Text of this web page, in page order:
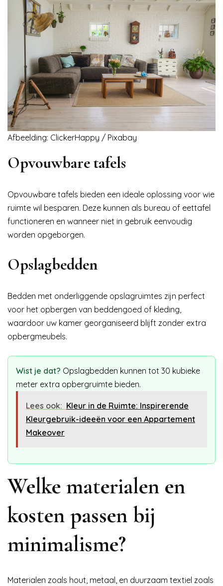
Afbeelding: ClickerHappy / Pixabay
Opvouwbare tafels
Opvouwbare tafels bieden een ideale oplossing voor wie
ruimte wil besparen. Deze kunnen als bureau of eettafel
functioneren en wanneer niet in gebruik eenvoudig
worden opgeborgen.
Opslagbedden
Bedden met onderliggende opslagruimtes zijn perfect
voor het opbergen van beddengoed of kleding,
waardoor uw kamer georganiseerd blijft zonder extra
opbergmeubels.
Wist je dat? Opslagbedden kunnen tot 30 kubieke
meter extra opbergruimte bieden.
Lees ook: Kleur in de Ruimte: Inspirerende
Kleurgebruik-ideeën voor een Appartement
Makeover
Welke materialen en
kosten passen bij
minimalisme?
Materialen zoals hout, metaal, en duurzaam textiel zoals